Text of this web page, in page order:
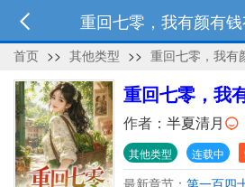
重回七零，我有颜有
首页 >> 其他类型 >> 重回七零，我有
重回七零，我
作者： 半夏清月
其他类型 连载中
最新章节： 第一百四